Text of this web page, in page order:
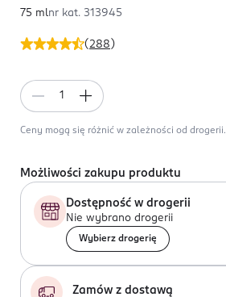
(288 )
75 mlnr kat. 313945
Ceny mogą się różnić w zależności od drogerii.
Możliwości zakupu produktu
Dostępność w drogerii
Nie wybrano drogerii
Wybierz drogerię
Zamów z dostawą